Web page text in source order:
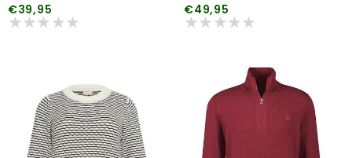
€39,95
€49,95